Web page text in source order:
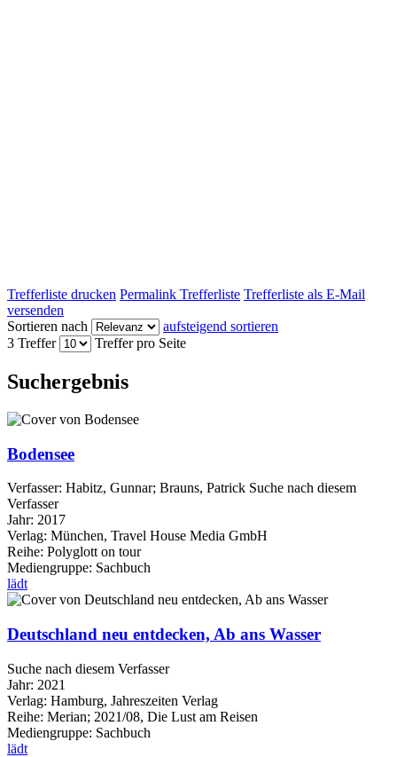
Trefferliste drucken Permalink Trefferliste Trefferliste als E-Mail
versenden
Sortieren nach
aufsteigend sortieren
3 Treffer
Treffer pro Seite
Suchergebnis
Bodensee
Verfasser: Habitz, Gunnar; Brauns, Patrick Suche nach diesem
Verfasser
Jahr: 2017
Verlag: München, Travel House Media GmbH
Reihe: Polyglott on tour
Mediengruppe: Sachbuch
lädt
Deutschland neu entdecken, Ab ans Wasser
Suche nach diesem Verfasser
Jahr: 2021
Verlag: Hamburg, Jahreszeiten Verlag
Reihe: Merian; 2021/08, Die Lust am Reisen
Mediengruppe: Sachbuch
lädt